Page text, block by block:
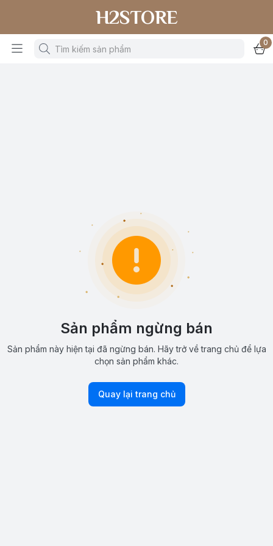
H2STORE
0
Sản phẩm ngừng bán
Sản phẩm này hiện tại đã ngừng bán. Hãy trở về trang chủ để lựa
chọn sản phẩm khác.
Quay lại trang chủ